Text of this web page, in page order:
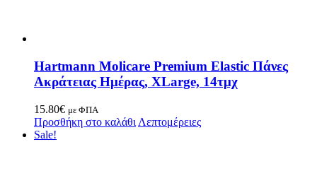
Hartmann Molicare Premium Elastic Πάνες
Ακράτειας Ημέρας, XLarge, 14τμχ
15.80€ με ΦΠΑ
Προσθήκη στο καλάθι Λεπτομέρειες
Sale!